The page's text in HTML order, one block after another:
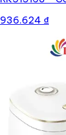
936.624 ₫